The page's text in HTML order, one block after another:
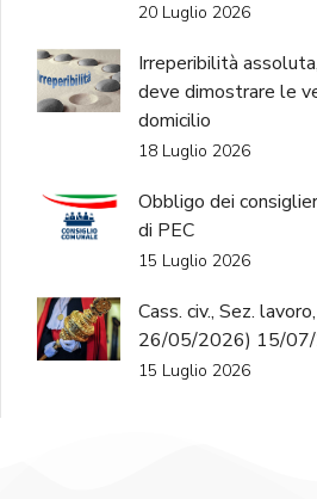
20 Luglio 2026
Irreperibilità
deve dimostrare le
domicilio
18 Luglio 2026
Obbligo dei
di PEC
15 Luglio 2026
Cass. civ., Sez.
26/05/2026) 15/
15 Luglio 2026